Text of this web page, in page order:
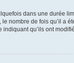
dans une durée
nombre de fois qu’il a
qu’ils ont